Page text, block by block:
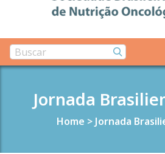
Jornada
Home > Jornada